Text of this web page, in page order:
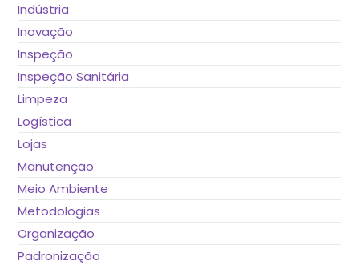
Indústria
Inovação
Inspeção
Inspeção Sanitária
Limpeza
Logística
Lojas
Manutenção
Meio Ambiente
Metodologias
Organização
Padronização